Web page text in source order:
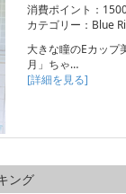
消費ポイント：
カテゴリー：Blue
大きな瞳のEカップ
月」ちゃ…
[詳細を見る]
ング